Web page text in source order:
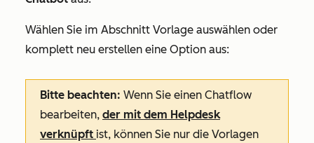
Wählen Sie im Abschnitt Vorlage auswählen oder
komplett neu erstellen eine Option aus:
Bitte beachten: Wenn Sie einen Chatflow
bearbeiten, der mit dem Helpdesk
verknüpft ist, können Sie nur die Vorlagen